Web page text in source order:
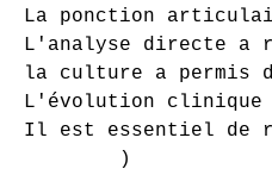
La ponction
L'analyse directe a
la culture a permis
L'évolution clinique
Il est essentiel de
        )